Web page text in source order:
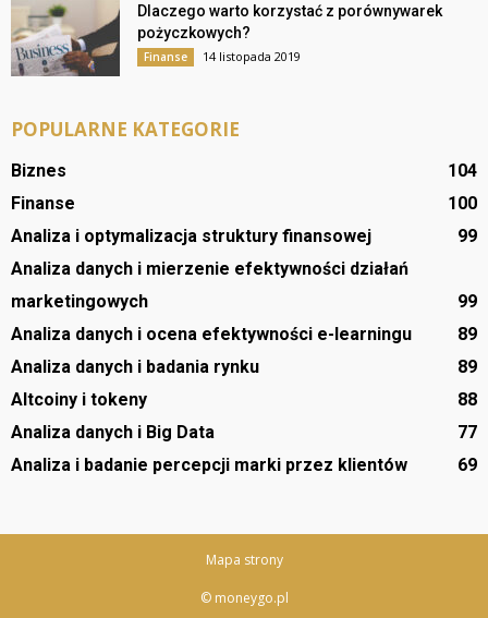
Dlaczego warto korzystać z porównywarek
pożyczkowych?
Finanse 14 listopada 2019
POPULARNE KATEGORIE
Biznes
104
Finanse
100
Analiza i optymalizacja struktury finansowej
99
Analiza danych i mierzenie efektywności działań
marketingowych
99
Analiza danych i ocena efektywności e-learningu
89
Analiza danych i badania rynku
89
Altcoiny i tokeny
88
Analiza danych i Big Data
77
Analiza i badanie percepcji marki przez klientów
69
Mapa strony
© moneygo.pl